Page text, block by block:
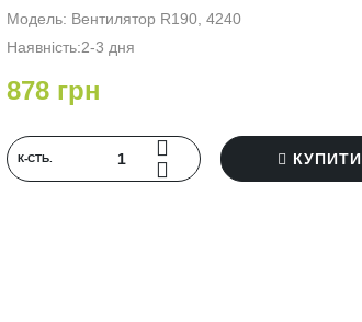
Модель: Вентилятор R190, 4240
Наявність:2-3 дня
878 грн
К‐СТЬ. КУПИТИ